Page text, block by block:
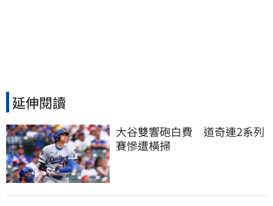
延伸閱讀
大谷雙響砲白費　道奇連2系列
賽慘遭橫掃